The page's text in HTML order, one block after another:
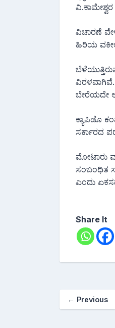
ವಿಚಾರಣೆ
ಹಿರಿಯ
ಬೇರೆಯದೇ
ಕ್ಯಾಪಿಡೊ
ಸರ್ಕಾರದ
ಮೋಟಾರು
ಸಂಬಂಧಿತ
ಎಂದು
Share It
← Previous